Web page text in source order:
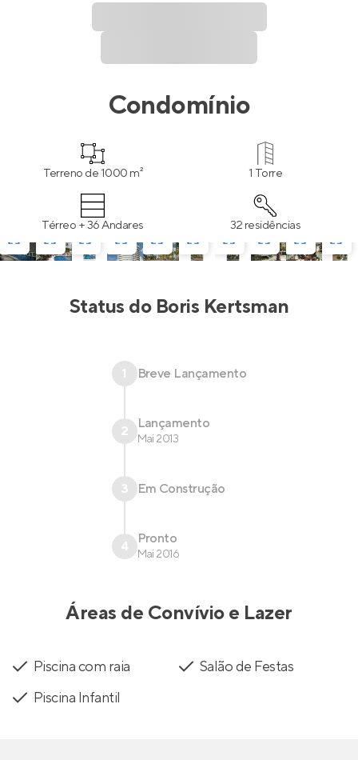
Condomínio
Terreno de 1000 m² 1 Torre
Térreo + 36 Andares 32 residências
Status do Boris Kertsman
1 Breve Lançamento
2 Lançamento
Mai 2013
3 Em Construção
4 Pronto
Mai 2016
Áreas de Convívio e Lazer
Piscina com raia
Salão de Festas
Piscina Infantil